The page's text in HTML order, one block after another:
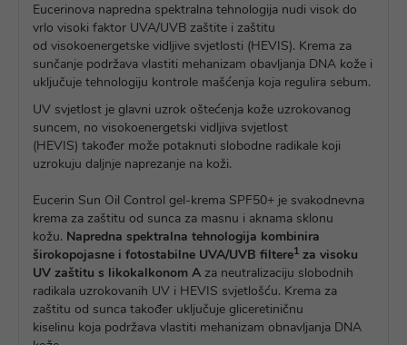
Eucerinova napredna spektralna tehnologija nudi visok do
vrlo visoki faktor UVA/UVB zaštite i zaštitu
od visokoenergetske vidljive svjetlosti (HEVIS). Krema za
sunčanje podržava vlastiti mehanizam obavljanja DNA kože i
uključuje tehnologiju kontrole mašćenja koja regulira sebum.
UV svjetlost je glavni uzrok oštećenja kože uzrokovanog
suncem, no visokoenergetski vidljiva svjetlost
(HEVIS) također može potaknuti slobodne radikale koji
uzrokuju daljnje naprezanje na koži.
Eucerin Sun Oil Control gel-krema SPF50+ je svakodnevna
krema za zaštitu od sunca za masnu i aknama sklonu
kožu. Napredna spektralna tehnologija kombinira
širokopojasne i fotostabilne UVA/UVB filtere1 za visoku
UV zaštitu s likokalkonom A za neutralizaciju slobodnih
radikala uzrokovanih UV i HEVIS svjetlošću. Krema za
zaštitu od sunca također uključuje gliceretiničnu
kiselinu koja podržava vlastiti mehanizam obnavljanja DNA